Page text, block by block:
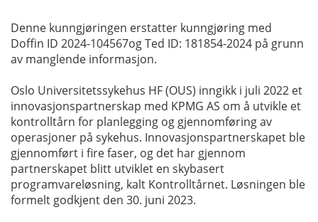
Denne kunngjøringen erstatter kunngjøring med
Doffin ID 2024-104567og Ted ID: 181854-2024 på grunn
av manglende informasjon.
Oslo Universitetssykehus HF (OUS) inngikk i juli 2022 et
innovasjonspartnerskap med KPMG AS om å utvikle et
kontrolltårn for planlegging og gjennomføring av
operasjoner på sykehus. Innovasjonspartnerskapet ble
gjennomført i fire faser, og det har gjennom
partnerskapet blitt utviklet en skybasert
programvareløsning, kalt Kontrolltårnet. Løsningen ble
formelt godkjent den 30. juni 2023.